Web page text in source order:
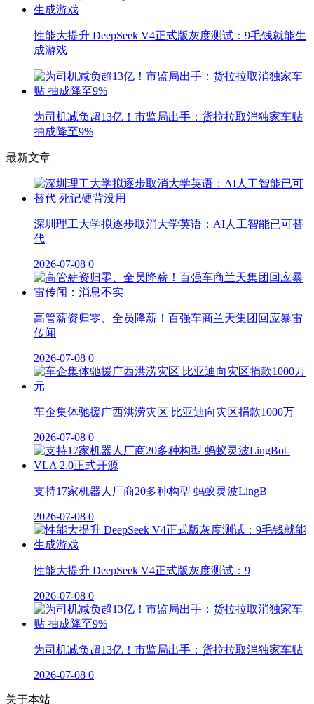
性能大提升 DeepSeek V4正式版灰度测试：9毛钱就能生
成游戏
为司机减负超13亿！市监局出手：货拉拉取消独家车贴
抽成降至9%
最新文章
深圳理工大学拟逐步取消大学英语：AI人工智能已可替
代
2026-07-08 0
高管薪资归零、全员降薪！百强车商兰天集团回应暴雷
传闻
2026-07-08 0
车企集体驰援广西洪涝灾区 比亚迪向灾区捐款1000万
2026-07-08 0
支持17家机器人厂商20多种构型 蚂蚁灵波LingB
2026-07-08 0
性能大提升 DeepSeek V4正式版灰度测试：9
2026-07-08 0
为司机减负超13亿！市监局出手：货拉拉取消独家车贴
2026-07-08 0
关于本站